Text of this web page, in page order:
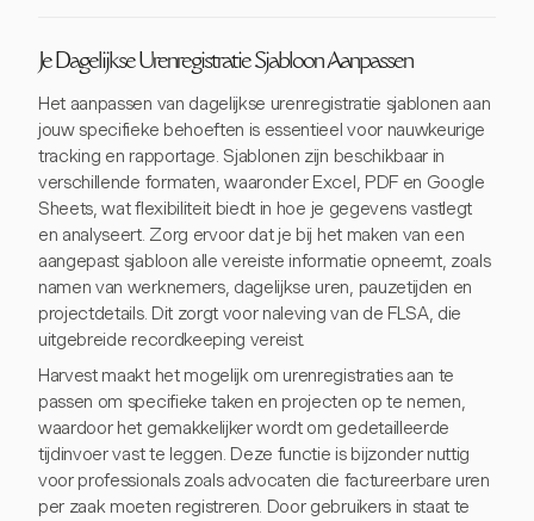
Je Dagelijkse Urenregistratie Sjabloon Aanpassen
Het aanpassen van dagelijkse urenregistratie sjablonen aan
jouw specifieke behoeften is essentieel voor nauwkeurige
tracking en rapportage. Sjablonen zijn beschikbaar in
verschillende formaten, waaronder Excel, PDF en Google
Sheets, wat flexibiliteit biedt in hoe je gegevens vastlegt
en analyseert. Zorg ervoor dat je bij het maken van een
aangepast sjabloon alle vereiste informatie opneemt, zoals
namen van werknemers, dagelijkse uren, pauzetijden en
projectdetails. Dit zorgt voor naleving van de FLSA, die
uitgebreide recordkeeping vereist.
Harvest maakt het mogelijk om urenregistraties aan te
passen om specifieke taken en projecten op te nemen,
waardoor het gemakkelijker wordt om gedetailleerde
tijdinvoer vast te leggen. Deze functie is bijzonder nuttig
voor professionals zoals advocaten die factureerbare uren
per zaak moeten registreren. Door gebruikers in staat te